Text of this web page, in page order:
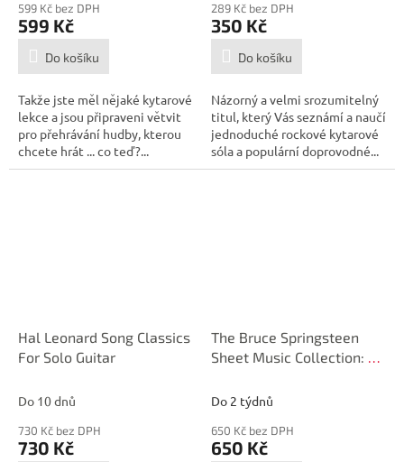
599 Kč bez DPH
599 Kč
Do košíku
Takže jste měl nějaké kytarové
lekce a jsou připraveni větvit
pro přehrávání hudby, kterou
chcete hrát ... co teď?...
289 Kč bez DPH
350 Kč
Do košíku
Názorný a velmi srozumitelný
titul, který Vás seznámí a naučí
jednoduché rockové kytarové
sóla a populární doprovodné...
Hal Leonard Song Classics
For Solo Guitar
Do 10 dnů
730 Kč bez DPH
730 Kč
The Bruce Springsteen
Sheet Music Collection: 30
Voice, and Guitar with Full
Do 2 týdnů
650 Kč bez DPH
650 Kč